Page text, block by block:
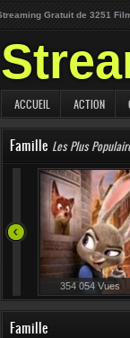
Gratuit de 3251
ACCUEIL ACTION
Famille Les Plus
354 054 Vues
Famille